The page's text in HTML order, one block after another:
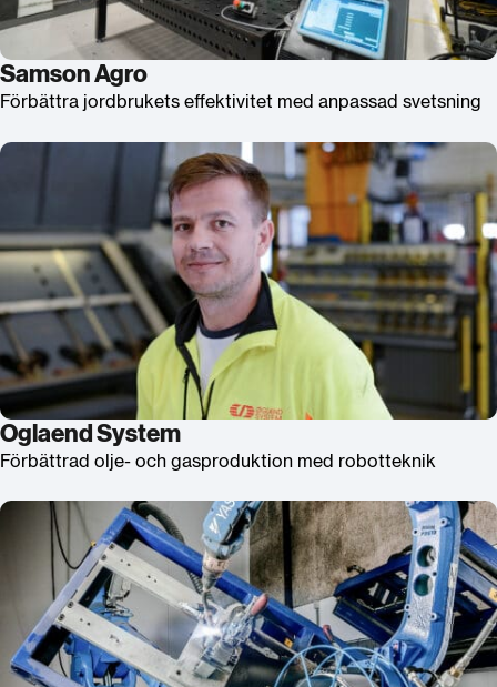
Samson Agro
Förbättra jordbrukets effektivitet med anpassad svetsning
Oglaend System
Förbättrad olje- och gasproduktion med robotteknik